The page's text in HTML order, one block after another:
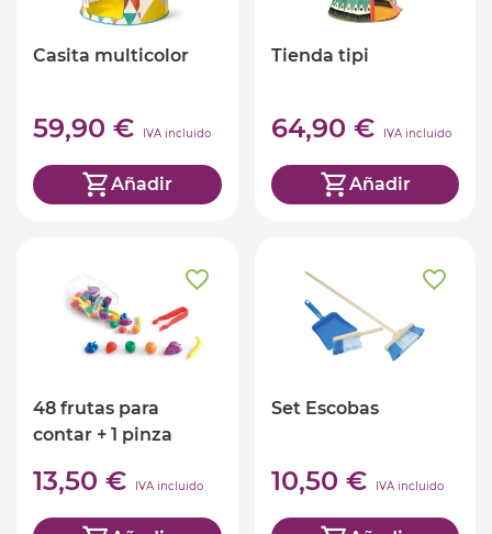
Casita multicolor
59,90 € IVA incluido
Añadir
Tienda tipi
64,90 € IVA incluido
Añadir
48 frutas para
contar + 1 pinza
13,50 € IVA incluido
Set Escobas
10,50 € IVA incluido